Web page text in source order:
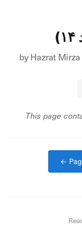
byHazrat
This page
←